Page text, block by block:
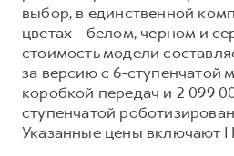
Внедорожники
Оценить трейд-ин
Конфигуратор модели
Горячая линия
8 (800) 511-59-86
Все о сервисе
Горячая линия
8 (800) 511-59-86
выбор, в единственной
цветах – белом, черном и
стоимость модели
за версию с 6-ступенчатой
коробкой передач и 2 099
ступенчатой
Указанные цены включают